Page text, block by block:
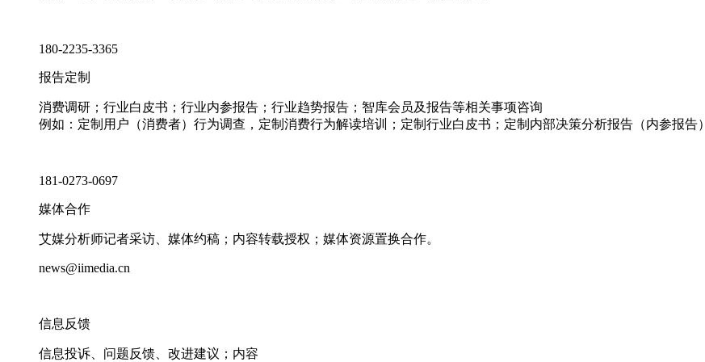
180-2235-3365
报告定制
消费调研；行业白皮书；行业内参报告；行业趋势报告；智库会员及报告等相关事项咨询
例如：定制用户（消费者）行为调查，定制消费行为解读培训；定制行业白皮书；定制内部决策分析报告（内参报告）
181-0273-0697
媒体合作
艾媒分析师记者采访、媒体约稿；内容转载授权；媒体资源置换合作。
news@iimedia.cn
信息反馈
信息投诉、问题反馈、改进建议；内容